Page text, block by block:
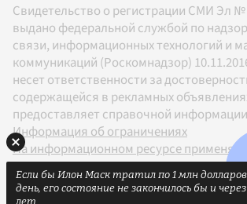
Свидетельство о регистрации СМИ Эл
выдано федеральной службой по
связи, информационных технологий и
коммуникаций (Роскомнадзор)
несет ответственности за
содержащейся в рекламных
предоставляет справочной
Информация об ограничениях
На информационном ресурсе
рекомендательные технологии в
Правилами
Если бы Илон Маск тратил по 1 млн
день, его состояние не закончилось бы и
лет